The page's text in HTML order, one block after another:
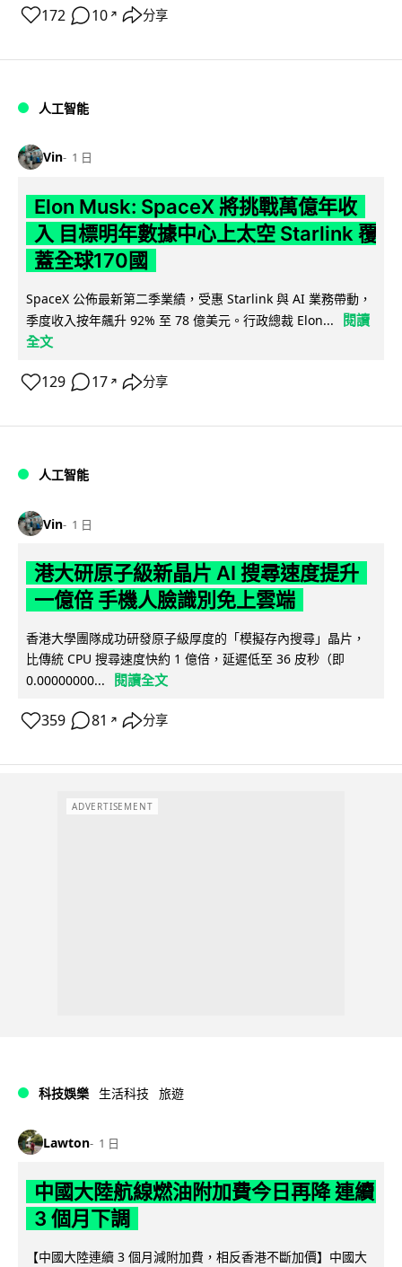
172 10 ↗ 分享
人工智能
Vin 1 日
Elon Musk: SpaceX 將挑戰萬億年收
入 目標明年數據中心上太空 Starlink 覆
蓋全球170國
SpaceX 公佈最新第二季業績，受惠 Starlink 與 AI 業務帶動，
季度收入按年飆升 92% 至 78 億美元。行政總裁 Elon...
閱讀
全文
129 17 ↗ 分享
人工智能
Vin 1 日
港大研原子級新晶片 AI 搜尋速度提升
一億倍 手機人臉識別免上雲端
香港大學團隊成功研發原子級厚度的「模擬存內搜尋」晶片，
比傳統 CPU 搜尋速度快約 1 億倍，延遲低至 36 皮秒（即
0.00000000...
閱讀全文
359 81 ↗ 分享
ADVERTISEMENT
科技娛樂 生活科技 旅遊
Lawton 1 日
中國大陸航線燃油附加費今日再降 連續
3 個月下調
【中國大陸連續 3 個月減附加費，相反香港不斷加價】中國大